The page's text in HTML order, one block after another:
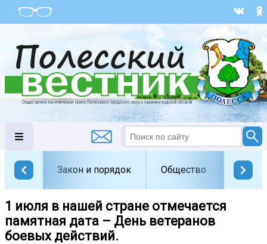
Закон и порядок Общество
1 июля в нашей стране отмечается
памятная дата – День ветеранов
боевых действий.